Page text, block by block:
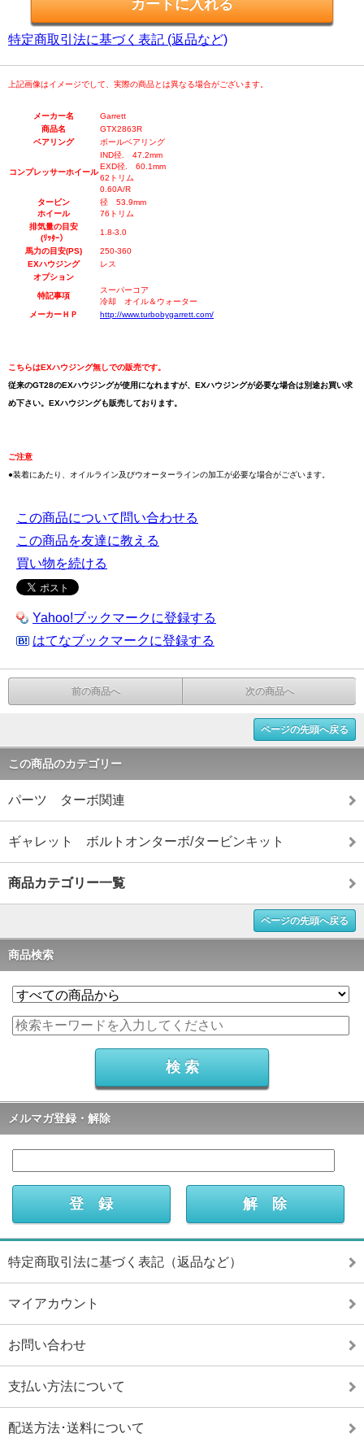
特定商取引法に基づく表記 (返品など)
上記画像はイメージでして、実際の商品とは異なる場合がございます。
メーカー名
Garrett
商品名
GTX2863R
ベアリング
ボールベアリング
コンプレッサーホイール
IND径. 47.2mm
EXD径. 60.1mm
62トリム
0.60A/R
タービン
ホイール
径 53.9mm
76トリム
排気量の目安
(ﾘｯﾀｰ）
1.8-3.0
馬力の目安(PS)
250-360
EXハウジング
レス
オプション
特記事項
スーパーコア
冷却 オイル＆ウォーター
メーカーＨＰ
http://www.turbobygarrett.com/
こちらはEXハウジング無しでの販売です。
従来のGT28のEXハウジングが使用になれますが、EXハウジングが必要な場合は別途お買い求
め下さい。EXハウジングも販売しております。
ご注意
●装着にあたり、オイルライン及びウオーターラインの加工が必要な場合がございます。
この商品について問い合わせる
この商品を友達に教える
買い物を続ける
Yahoo!ブックマークに登録する
はてなブックマークに登録する
前の商品へ 次の商品へ
ページの先頭へ戻る
この商品のカテゴリー
パーツ ターボ関連
ギャレット ボルトオンターボ/タービンキット
商品カテゴリー一覧
ページの先頭へ戻る
商品検索
メルマガ登録・解除
特定商取引法に基づく表記（返品など）
マイアカウント
お問い合わせ
支払い方法について
配送方法･送料について